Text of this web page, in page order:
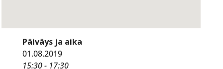
Päiväys ja aika
01.08.2019
15:30 - 17:30